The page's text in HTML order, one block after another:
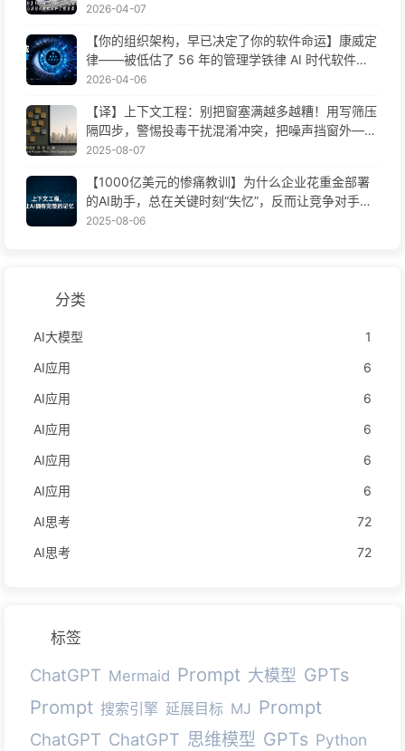
2026-04-07
【你的组织架构，早已决定了你的软件命运】康威定
律——被低估了 56 年的管理学铁律 AI 时代软件工
程变革——慢慢学AI171
2026-04-06
【译】上下文工程：别把窗塞满越多越糟！用写筛压
隔四步，警惕投毒干扰混淆冲突，把噪声挡窗外——
慢慢学AI170
2025-08-07
【1000亿美元的惨痛教训】为什么企业花重金部署
的AI助手，总在关键时刻“失忆”，反而让竞争对手实
现90%性能提升？——慢慢学AI169
2025-08-06
分类
AI大模型
1
AI应用
6
AI应用
6
AI应用
6
AI应用
6
AI应用
6
AI思考
72
AI思考
72
标签
ChatGPT Mermaid Prompt 大模型 GPTs
Prompt 搜索引擎 延展目标 MJ Prompt
ChatGPT ChatGPT 思维模型 GPTs Python